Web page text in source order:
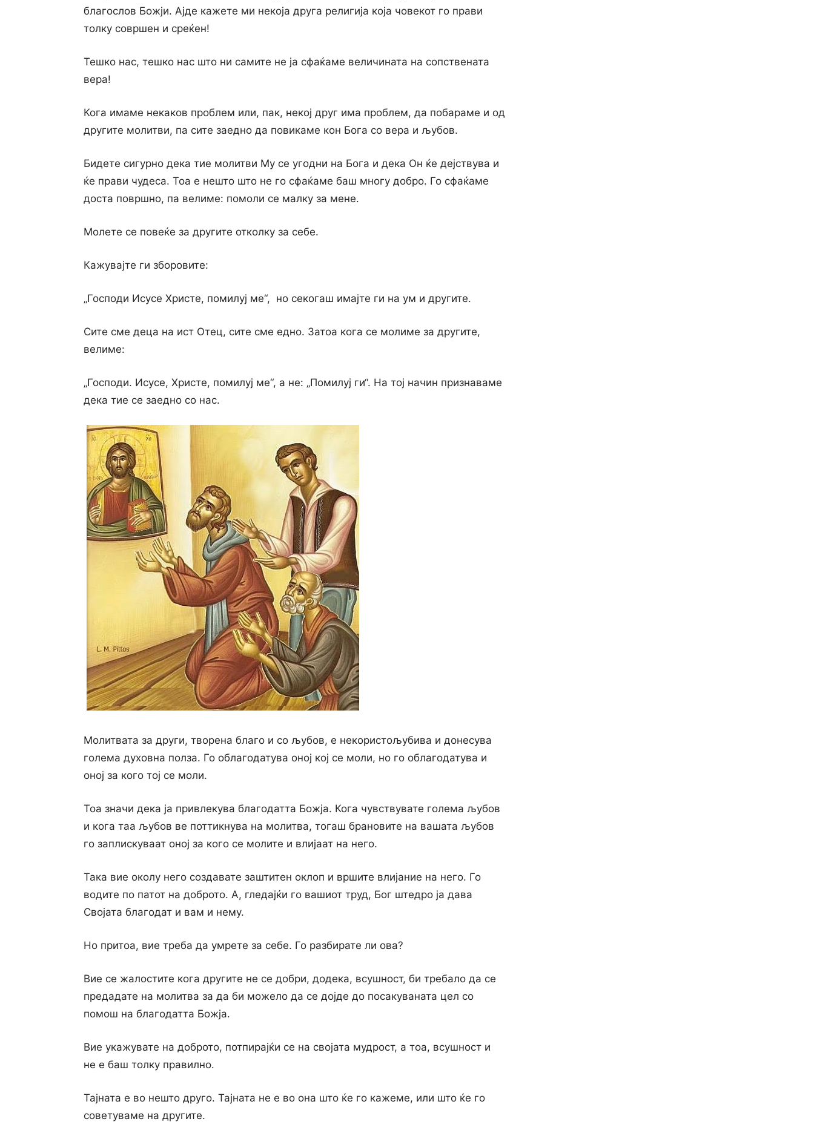
благослов Божји. Ајде кажете ми некоја друга религија која човекот го прави
толку совршен и среќен!
Тешко нас, тешко нас што ни самите не ја сфаќаме величината на сопствената
вера!
Кога имаме некаков проблем или, пак, некој друг има проблем, да побараме и од
другите молитви, па сите заедно да повикаме кон Бога со вера и љубов.
Бидете сигурно дека тие молитви Му се угодни на Бога и дека Он ќе дејствува и
ќе прави чудеса. Тоа е нешто што не го сфаќаме баш многу добро. Го сфаќаме
доста површно, па велиме: помоли се малку за мене.
Молете се повеќе за другите отколку за себе.
Кажувајте ги зборовите:
„Господи Исусе Христе, помилуј ме“, но секогаш имајте ги на ум и другите.
Сите сме деца на ист Отец, сите сме едно. Затоа кога се молиме за другите,
велиме:
„Господи. Исусе, Христе, помилуј ме“, а не: „Помилуј ги“. На тој начин признаваме
дека тие се заедно со нас.
Молитвата за други, творена благо и со љубов, е некористољубива и донесува
голема духовна полза. Го облагодатува оној кој се моли, но го облагодатува и
оној за кого тој се моли.
Тоа значи дека ја привлекува благодатта Божја. Кога чувствувате голема љубов
и кога таа љубов ве поттикнува на молитва, тогаш брановите на вашата љубов
го заплискуваат оној за кого се молите и влијаат на него.
Така вие околу него создавате заштитен оклоп и вршите влијание на него. Го
водите по патот на доброто. А, гледајќи го вашиот труд, Бог штедро ја дава
Својата благодат и вам и нему.
Но притоа, вие треба да умрете за себе. Го разбирате ли ова?
Вие се жалостите кога другите не се добри, додека, всушност, би требало да се
предадате на молитва за да би можело да се дојде до посакуваната цел со
помош на благодатта Божја.
Вие укажувате на доброто, потпирајќи се на својата мудрост, а тоа, всушност и
не е баш толку правилно.
Тајната е во нешто друго. Тајната не е во она што ќе го кажеме, или што ќе го
советуваме на другите.